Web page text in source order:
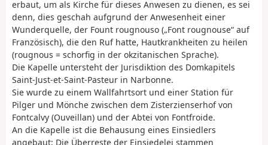
erbaut, um als Kirche für dieses Anwesen zu dienen, es sei
denn, dies geschah aufgrund der Anwesenheit einer
Wunderquelle, der Fount rougnouso („Font rougnouse“ auf
Französisch), die den Ruf hatte, Hautkrankheiten zu heilen
(rougnous = schorfig in der okzitanischen Sprache).
Die Kapelle untersteht der Jurisdiktion des Domkapitels
Saint-Just-et-Saint-Pasteur in Narbonne.
Sie wurde zu einem Wallfahrtsort und einer Station für
Pilger und Mönche zwischen dem Zisterzienserhof von
Fontcalvy (Ouveillan) und der Abtei von Fontfroide.
An die Kapelle ist die Behausung eines Einsiedlers
angebaut: Die Überreste der Einsiedelei stammen